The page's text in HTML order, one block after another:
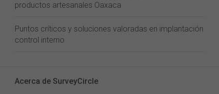
productos artesanales Oaxaca
Puntos críticos y soluciones valoradas en implantación
control interno
Acerca de SurveyCircle